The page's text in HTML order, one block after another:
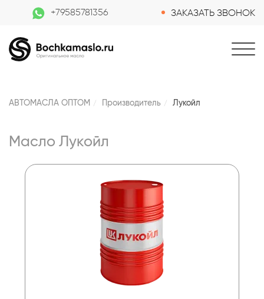
+79585781356 ЗАКАЗАТЬ ЗВОНОК
АВТОМАСЛА ОПТОМ Производитель Лукойл
Масло Лукойл